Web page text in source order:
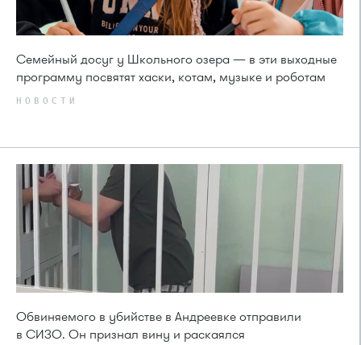
Семейный досуг у Школьного озера — в эти выходные
программу посвятят хаски, котам, музыке и роботам
НОВОСТИ
Обвиняемого в убийстве в Андреевке отправили
в СИЗО. Он признал вину и раскаялся